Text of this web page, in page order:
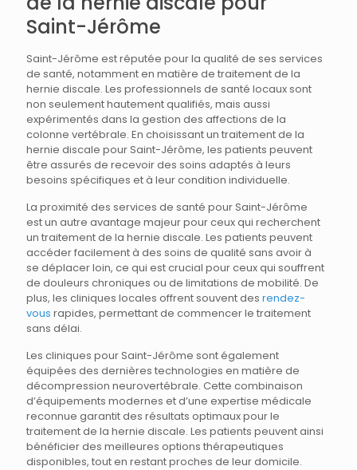
Saint-Jérôme
Saint-Jérôme est réputée pour la qualité de ses services
de santé, notamment en matière de traitement de la
hernie discale. Les professionnels de santé locaux sont
non seulement hautement qualifiés, mais aussi
expérimentés dans la gestion des affections de la
colonne vertébrale. En choisissant un traitement de la
hernie discale pour Saint-Jérôme, les patients peuvent
être assurés de recevoir des soins adaptés à leurs
besoins spécifiques et à leur condition individuelle.
La proximité des services de santé pour Saint-Jérôme
est un autre avantage majeur pour ceux qui recherchent
un traitement de la hernie discale. Les patients peuvent
accéder facilement à des soins de qualité sans avoir à
se déplacer loin, ce qui est crucial pour ceux qui souffrent
de douleurs chroniques ou de limitations de mobilité. De
plus, les cliniques locales offrent souvent des rendez-
vous rapides, permettant de commencer le traitement
sans délai.
Les cliniques pour Saint-Jérôme sont également
équipées des dernières technologies en matière de
décompression neurovertébrale. Cette combinaison
d’équipements modernes et d’une expertise médicale
reconnue garantit des résultats optimaux pour le
traitement de la hernie discale. Les patients peuvent ainsi
bénéficier des meilleures options thérapeutiques
disponibles, tout en restant proches de leur domicile.